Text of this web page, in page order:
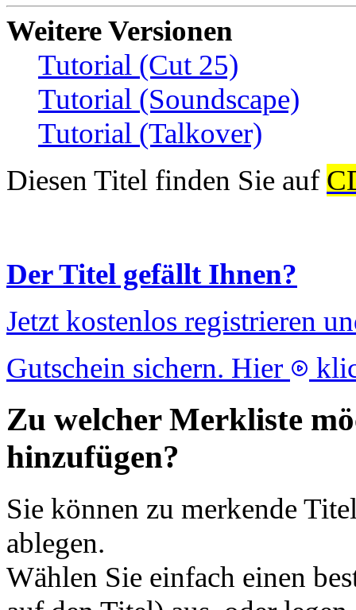
Weitere Versionen
Tutorial (Cut 25)
Tutorial (Soundscape)
Tutorial (Talkover)
Diesen Titel finden Sie auf
Der Titel gefällt Ihnen?
Jetzt kostenlos registrieren
Gutschein sichern. Hier
Zu welcher Merkliste
hinzufügen?
Sie können zu merkende
ablegen.
Wählen Sie einfach einen